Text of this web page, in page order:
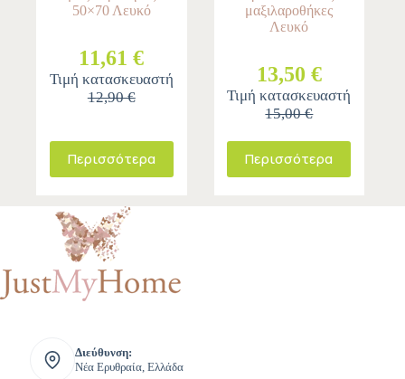
50×70 Λευκό
11,61 €
Τιμή κατασκευαστή
12,90 €
Περισσότερα
μαξιλαροθήκες
Λευκό
13,50 €
Τιμή κατασκευαστή
15,00 €
Περισσότερα
Διεύθυνση:
Νέα Ερυθραία, Ελλάδα